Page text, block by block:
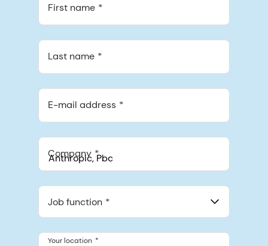
First name
Last name
E-mail address
Company
548 Market St Pmb 90375, San Francisco, California, US
Job function
Your location